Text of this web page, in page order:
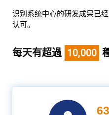
识别系统中心的研发成果已
认可。
每天有超過 10,000
63